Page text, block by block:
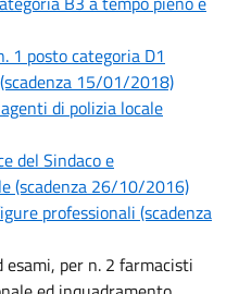
1 posto categoria D1
15/01/2018)
di polizia locale
del Sindaco e
(scadenza 26/10/2016)
professionali (scadenza
per n. 2 farmacisti